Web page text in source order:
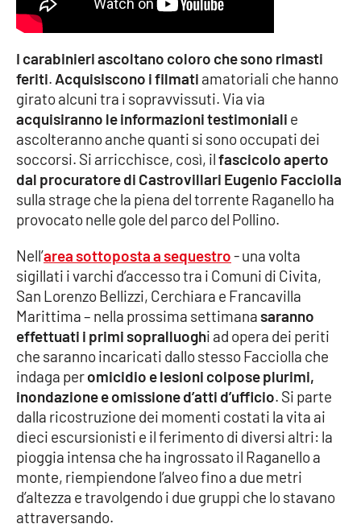
Cultura
Economia e Lavoro
Politica
Sanità
Società
RUBRICHE
Good Morning Vietnam
Parchi Marini Calabria
Leggendo Alvaro insieme
Imprese Di Calabria
Le perfidie di Antonella Grippo
I carabinieri ascoltano coloro che sono rimasti
feriti. Acquisiscono i filmati amatoriali che hanno
girato alcuni tra i sopravvissuti. Via via
acquisiranno le informazioni testimoniali e
ascolteranno anche quanti si sono occupati dei
soccorsi. Si arricchisce, così, ilfascicolo aperto
dal procuratore di Castrovillari Eugenio Facciolla
sulla strage che la piena del torrente Raganello ha
provocato nelle gole del parco del Pollino.
Nell’area sottoposta a sequestro- una volta
sigillati i varchi d’accesso tra i Comuni di Civita,
San Lorenzo Bellizzi, Cerchiara e Francavilla
Marittima – nella prossima settimanasaranno
effettuati i primi sopralluoghi ad opera dei periti
che saranno incaricati dallo stesso Facciolla che
indaga peromicidio e lesioni colpose plurimi,
inondazione e omissione d’atti d’ufficio. Si parte
dalla ricostruzione dei momenti costati la vita ai
dieci escursionisti e il ferimento di diversi altri: la
pioggia intensa che ha ingrossato il Raganello a
monte, riempiendone l’alveo fino a due metri
d’altezza e travolgendo i due gruppi che lo stavano
attraversando.